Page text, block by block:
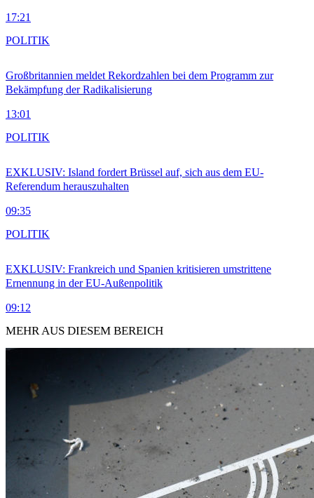
17:21
Großbritannien meldet Rekordzahlen bei dem Programm zur
Bekämpfung der Radikalisierung
13:01
POLITIK
EXKLUSIV: Island fordert Brüssel auf, sich aus dem EU-
Referendum herauszuhalten
09:35
POLITIK
EXKLUSIV: Frankreich und Spanien kritisieren umstrittene
Ernennung in der EU-Außenpolitik
09:12
POLITIK
MEHR AUS DIESEM BEREICH